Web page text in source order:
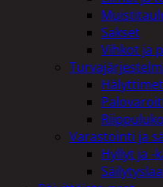
Sakset
Vihkot ja
Varastointi ja
Hyllyt ja -